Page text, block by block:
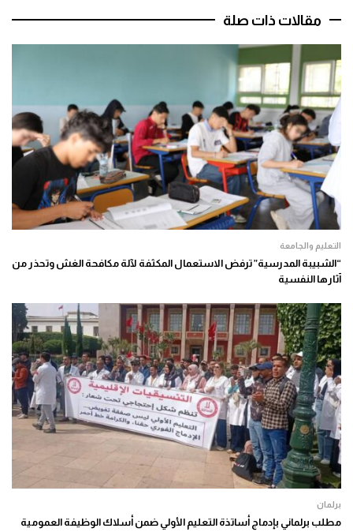
مقالات ذات صلة
التعليم والجامعة
“الشبيبة المدرسية” ترفض الاستعمال المكثفة لآلة مكافحة الغش وتحذر من
آثارها النفسية
برلمان
مطلب برلماني بإدماج أساتذة التعليم الأولي ضمن أسلاك الوظيفة العمومية